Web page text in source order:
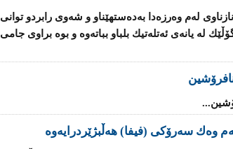
له‌م وه‌رزه‌دا به‌ده‌ستهێناو و شەوی رابردو توانی
گۆڵێك له‌ یانه‌ی ئه‌تله‌تیك بلباو بباتەوە و بوه‌ براوی جامی
وەك سەرۆكی (فیفا) هەڵبژێردرایەوە